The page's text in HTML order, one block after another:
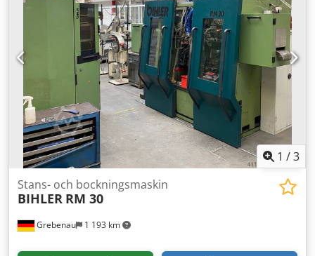
1 /3
Grebenau 1 193 km
Stans- och bockningsmaskin
BIHLER RM 30